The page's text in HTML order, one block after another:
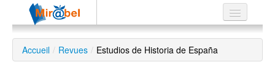
Le réseau
Soutien
Accueil / Revues / Estudios de Historia de España